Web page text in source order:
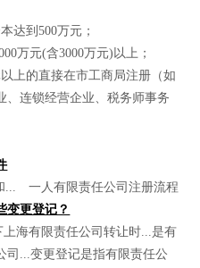
到500万元；
万元(含3000万元)以上；
的直接在市工商局注册（如
、连锁经营企业、税务师事务
... 一人有限责任公司注册流程
变更登记？
上海有限责任公司转让时...是有
司...变更登记是指有限责任公